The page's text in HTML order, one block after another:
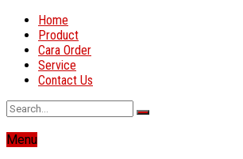
Home
Product
Cara Order
Service
Contact Us
Menu